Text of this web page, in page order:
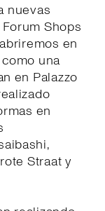
nuevas
Shops
en
una
en Palazzo
en
Straat y